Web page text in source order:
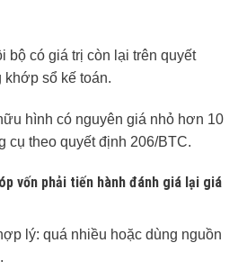
bộ có giá trị còn lại trên quyết
khớp sổ kế toán.
hình có nguyên giá nhỏ hơn 10
cụ theo quyết định 206/BTC.
vốn phải tiến hành đánh giá lại giá
lý: quá nhiều hoặc dùng nguồn